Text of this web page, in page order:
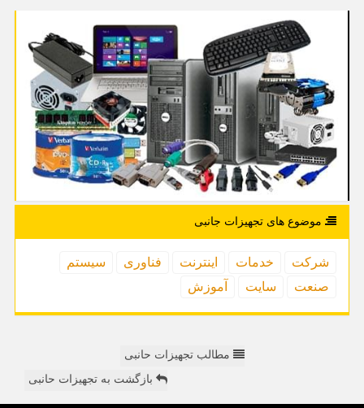
موضوع های تجهیزات جانبی
شركت خدمات اینترنت فناوری
سیستم
صنعت
سایت آموزش
مطالب تجهیزات حانبی
بازگشت به تجهیزات حانبی